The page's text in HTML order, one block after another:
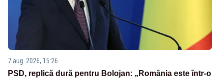
7 aug. 2026, 15:26
PSD, replică dură pentru Bolojan: „România este într-o